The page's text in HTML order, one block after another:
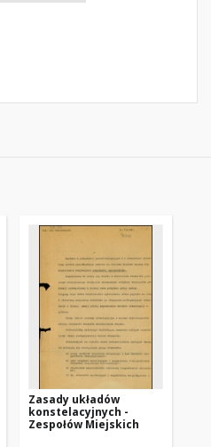
Zasady układów
konstelacyjnych -
Zespołów Miejskich